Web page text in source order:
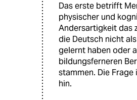
Das erste betrifft
physischer und
Andersartigkeit das
die Deutsch nicht
gelernt haben oder
bildungsferneren
stammen. Die Frage
hin.